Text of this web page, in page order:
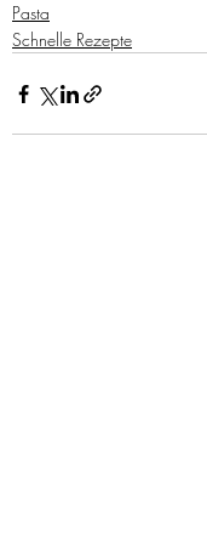
Pasta
Schnelle Rezepte